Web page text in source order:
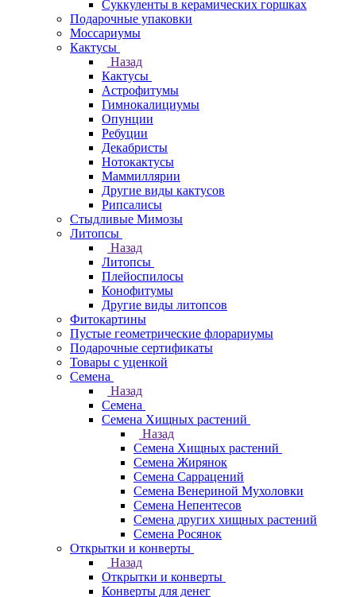
Суккуленты в керамических горшках
Подарочные упаковки
Моссариумы
Кактусы
Назад
Кактусы
Астрофитумы
Гимнокалициумы
Опунции
Ребуции
Декабристы
Нотокактусы
Маммиллярии
Другие виды кактусов
Рипсалисы
Стыдливые Мимозы
Литопсы
Назад
Литопсы
Плейоспилосы
Конофитумы
Другие виды литопсов
Фитокартины
Пустые геометрические флорариумы
Подарочные сертификаты
Товары с уценкой
Семена
Назад
Семена
Семена Хищных растений
Назад
Семена Хищных растений
Семена Жирянок
Семена Саррацений
Семена Венериной Мухоловки
Семена Непентесов
Семена других хищных растений
Семена Росянок
Открытки и конверты
Назад
Открытки и конверты
Конверты для денег